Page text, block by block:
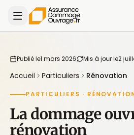
Publié le1 mars 2026 Mis à jour le2
Accueil Particuliers Rénovation
PARTICULIERS ·
La dommage
rénovation